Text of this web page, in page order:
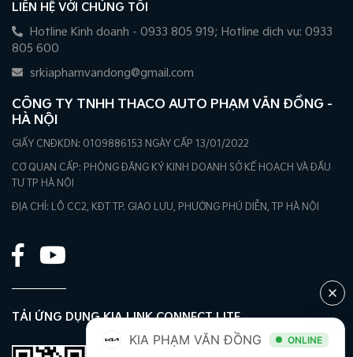
LIÊN HỆ VỚI CHÚNG TÔI
Hotline Kinh doanh - 0933 805 919; Hotline dịch vụ: 0933
805 600
srkiaphamvandong@gmail.com
CÔNG TY TNHH THACO AUTO PHẠM VĂN ĐỒNG -
HÀ NỘI
GIẤY CNĐKDN: 0109886153 NGÀY CẤP 13/01/2022
CƠ QUAN CẤP: PHÒNG ĐĂNG KÝ KINH DOANH SỞ KẾ HOẠCH VÀ ĐẦU
TƯ TP HÀ NỘI
ĐỊA CHỈ: LÔ CC2, KĐT TP. GIAO LƯU, PHƯỜNG PHÚ DIỄN, TP HÀ NỘI
TẢI ỨNG DỤNG KIA LINK CONNECT LITE
KIA PHẠM VĂN ĐỒNG ONLINE